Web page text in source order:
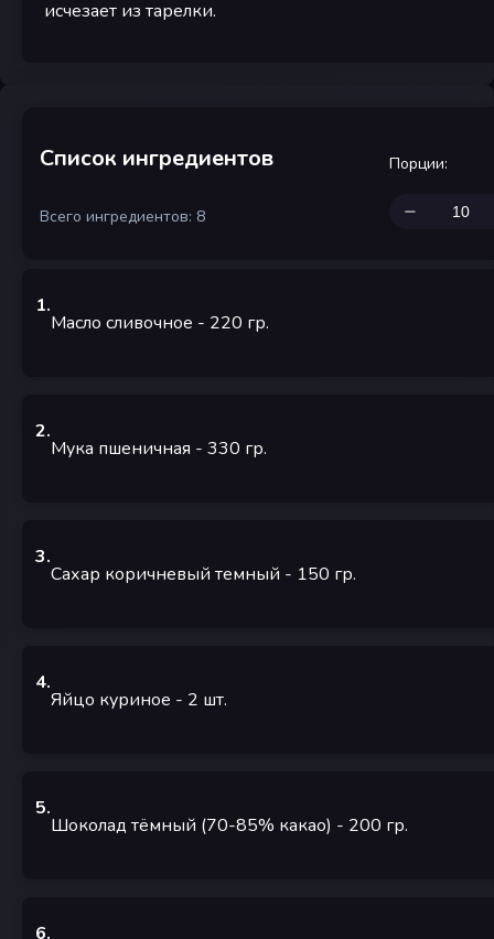
исчезает из тарелки.
Список ингредиентов
Всего ингредиентов: 8
Порции:
1.
Масло сливочное - 220 гр.
2.
Мука пшеничная - 330 гр.
3.
Сахар коричневый темный - 150 гр.
4.
Яйцо куриное - 2 шт.
5.
Шоколад тёмный (70-85% какао) - 200 гр.
6.